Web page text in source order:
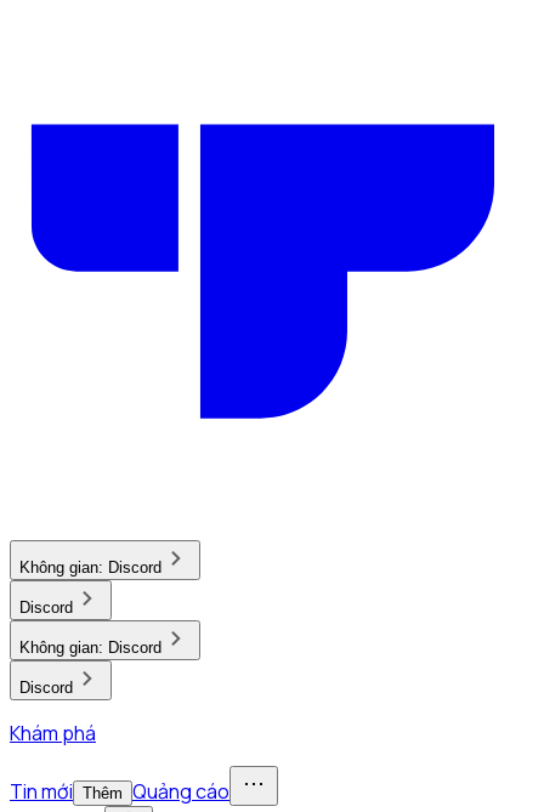
Không gian: Discord
Discord
Không gian: Discord
Discord
Khám phá
Tin mới Thêm Quảng cáo